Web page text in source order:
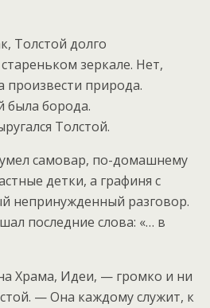
Толстой долго
зеркале. Нет,
произвести природа.
была борода.
Толстой.
самовар, по-домашнему
детки, а графиня с
непринужденный разговор.
последние слова: «… в
Храма, Идеи, — громко и ни
— Она каждому служит, к